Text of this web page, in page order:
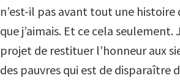
n’est-il pas avant tout une histoire
que j’aimais. Et ce cela
projet de restituer l’honneur aux
des pauvres qui est de disparaître